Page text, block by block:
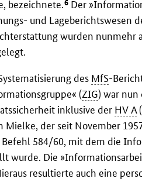
bezeichnete.6 Der
und Lageberichtswesen
wurden nunmehr
des MfS-
(ZIG) war nun
inklusive der HV A
Mielke, der seit November
Befehl 584/60, mit dem die
wurde. Die
resultierte auch eine